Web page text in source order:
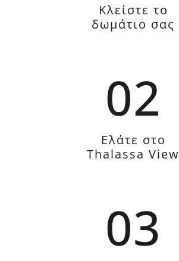
Κλείστε το
δωμάτιο σας
02
Ελάτε στο
Thalassa View
03